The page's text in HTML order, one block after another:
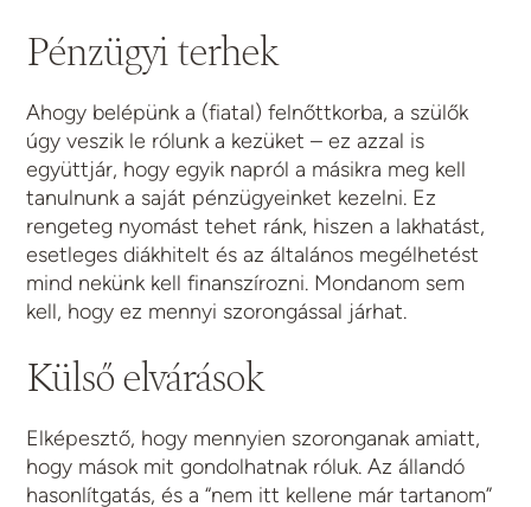
Pénzügyi terhek
Ahogy belépünk a (fiatal) felnőttkorba, a szülők
úgy veszik le rólunk a kezüket – ez azzal is
együttjár, hogy egyik napról a másikra meg kell
tanulnunk a saját pénzügyeinket kezelni. Ez
rengeteg nyomást tehet ránk, hiszen a lakhatást,
esetleges diákhitelt és az általános megélhetést
mind nekünk kell finanszírozni. Mondanom sem
kell, hogy ez mennyi szorongással járhat.
Külső elvárások
Elképesztő, hogy mennyien szoronganak amiatt,
hogy mások mit gondolhatnak róluk. Az állandó
hasonlítgatás, és a “nem itt kellene már tartanom”